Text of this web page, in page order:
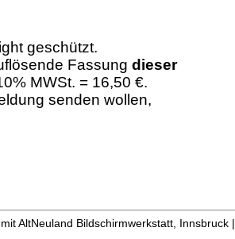
geschützt.
Fassung dieser
MWSt. = 16,50 €.
senden wollen,
AltNeuland Bildschirmwerkstatt, Innsbruck |